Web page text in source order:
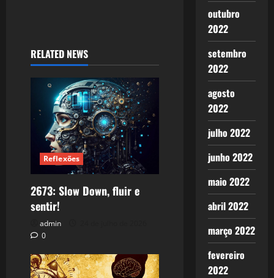
RELATED NEWS
Reflexões
2673: Slow Down, fluir e
sentir!
admin
0
outubro
2022
setembro
2022
agosto
2022
julho 2022
junho 2022
maio 2022
abril 2022
março 2022
fevereiro
2022